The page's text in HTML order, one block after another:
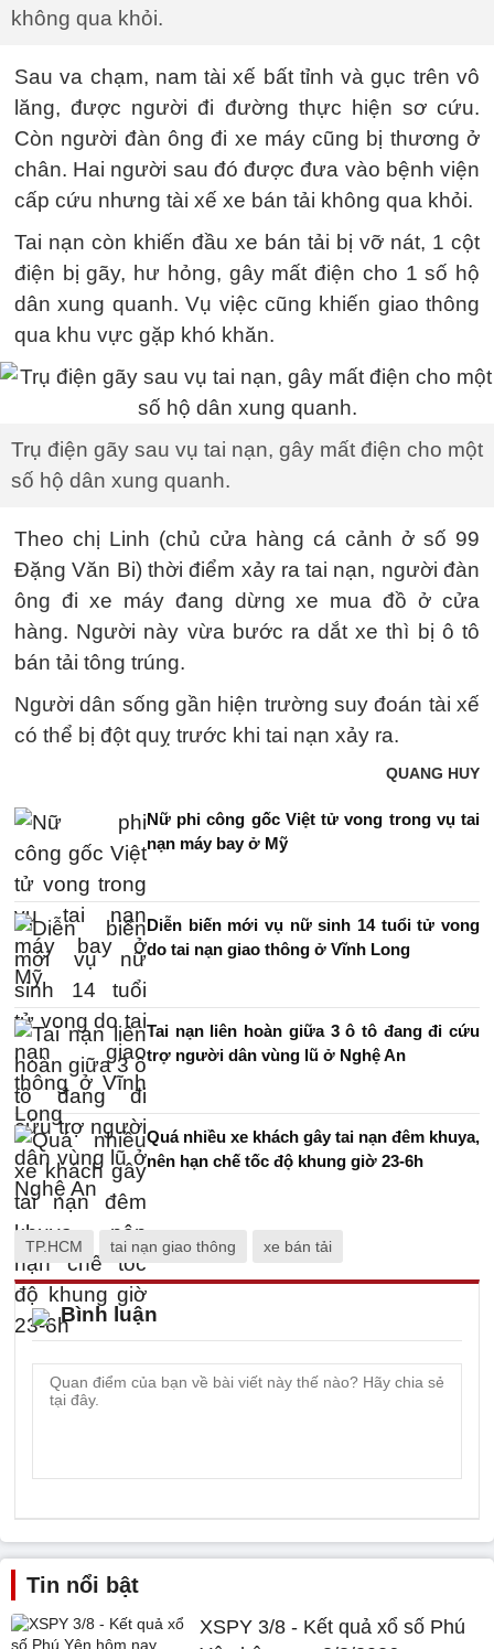
không qua khỏi.
Sau va chạm, nam tài xế bất tỉnh và gục trên vô
lăng, được người đi đường thực hiện sơ cứu.
Còn người đàn ông đi xe máy cũng bị thương ở
chân. Hai người sau đó được đưa vào bệnh viện
cấp cứu nhưng tài xế xe bán tải không qua khỏi.
Tai nạn còn khiến đầu xe bán tải bị vỡ nát, 1 cột
điện bị gãy, hư hỏng, gây mất điện cho 1 số hộ
dân xung quanh. Vụ việc cũng khiến giao thông
qua khu vực gặp khó khăn.
Trụ điện gãy sau vụ tai nạn, gây mất điện cho một
số hộ dân xung quanh.
Theo chị Linh (chủ cửa hàng cá cảnh ở số 99
Đặng Văn Bi) thời điểm xảy ra tai nạn, người đàn
ông đi xe máy đang dừng xe mua đồ ở cửa
hàng. Người này vừa bước ra dắt xe thì bị ô tô
bán tải tông trúng.
Người dân sống gần hiện trường suy đoán tài xế
có thể bị đột quỵ trước khi tai nạn xảy ra.
QUANG HUY
Nữ phi công gốc Việt tử vong trong vụ tai
nạn máy bay ở Mỹ
Diễn biến mới vụ nữ sinh 14 tuổi tử vong
do tai nạn giao thông ở Vĩnh Long
Tai nạn liên hoàn giữa 3 ô tô đang đi cứu
trợ người dân vùng lũ ở Nghệ An
Quá nhiều xe khách gây tai nạn đêm khuya,
nên hạn chế tốc độ khung giờ 23-6h
TP.HCM tai nạn giao thông xe bán tải
Bình luận
Tin nổi bật
XSPY 3/8 - Kết quả xổ số Phú